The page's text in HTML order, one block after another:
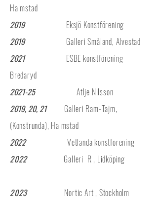
Halmstad
2019 Eksjö Konstförening
2019 Galleri Småland, Alvestad
2021 ESBE konstförening
Bredaryd
2021-25 Atlje Nilsson
2019, 20, 21 Galleri Ram-Tajm,
(Konstrunda), Halmstad
2022 Vetlanda konstförening
2022
Galleri R , Lidköping
2023
Nortic Art , Stockholm